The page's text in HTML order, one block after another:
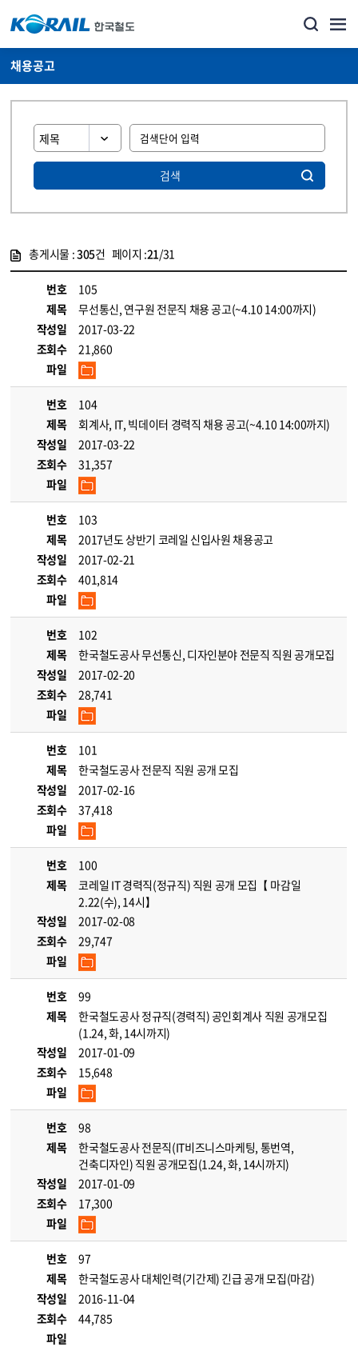
채용공고
검색
총게시물 :305건 페이지 :21/31
번호
105
제목
무선통신, 연구원 전문직 채용 공고(~4.10 14:00까지)
작성일
2017-03-22
조회수
21,860
파일
번호
104
제목
회계사, IT, 빅데이터 경력직 채용 공고(~4.10 14:00까지)
작성일
2017-03-22
조회수
31,357
파일
번호
103
제목
2017년도 상반기 코레일 신입사원 채용공고
작성일
2017-02-21
조회수
401,814
파일
번호
102
제목
한국철도공사 무선통신, 디자인분야 전문직 직원 공개모집
작성일
2017-02-20
조회수
28,741
파일
번호
101
제목
한국철도공사 전문직 직원 공개 모집
작성일
2017-02-16
조회수
37,418
파일
번호
100
제목
코레일 IT 경력직(정규직) 직원 공개 모집【 마감일
2.22(수), 14시】
작성일
2017-02-08
조회수
29,747
파일
번호
99
제목
한국철도공사 정규직(경력직) 공인회계사 직원 공개모집
(1.24, 화, 14시까지)
작성일
2017-01-09
조회수
15,648
파일
번호
98
제목
한국철도공사 전문직(IT비즈니스마케팅, 통번역,
건축디자인) 직원 공개모집(1.24, 화, 14시까지)
작성일
2017-01-09
조회수
17,300
파일
번호
97
제목
한국철도공사 대체인력(기간제) 긴급 공개 모집(마감)
작성일
2016-11-04
조회수
44,785
파일